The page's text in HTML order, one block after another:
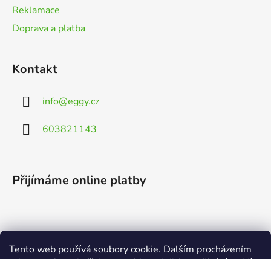
Tento web používá soubory cookie. Dalším procházením
Reklamace
Doprava a platba
Kontakt
info@eggy.cz
603821143
Přijímáme online platby